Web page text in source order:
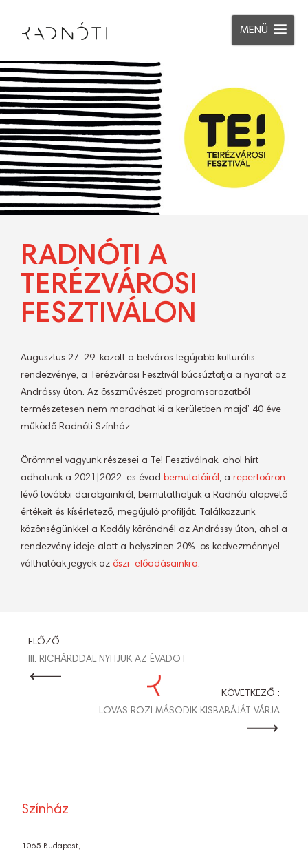
MENÜ
RADNÓTI A
TERÉZVÁROSI
FESZTIVÁLON
Augusztus 27-29-között a belváros legújabb kulturális
rendezvénye, a Terézvárosi Fesztivál búcsúztatja a nyarat az
Andrássy úton. Az összművészeti programsorozatból
természetesen nem maradhat ki a kerületben majd’ 40 éve
működő Radnóti Színház.
Örömmel vagyunk részesei a Te! Fesztiválnak, ahol hírt
adhatunk a 2021|2022-es évad bemutatóiról, a repertoáron
lévő további darabjainkról, bemutathatjuk a Radnóti alapvető
értékeit és kísérletező, megújuló profilját. Találkozzunk
közönségünkkel a Kodály köröndnél az Andrássy úton, ahol a
rendezvény ideje alatt a helyszínen 20%-os kedvezménnyel
válthatóak jegyek az őszi előadásainkra.
BEJEGYZÉS
NAVIGÁCIÓ
ELŐZŐ:
III. RICHÁRDDAL NYITJUK AZ ÉVADOT
KÖVETKEZŐ :
LOVAS ROZI MÁSODIK KISBABÁJÁT VÁRJA
Színház
1065 Budapest,